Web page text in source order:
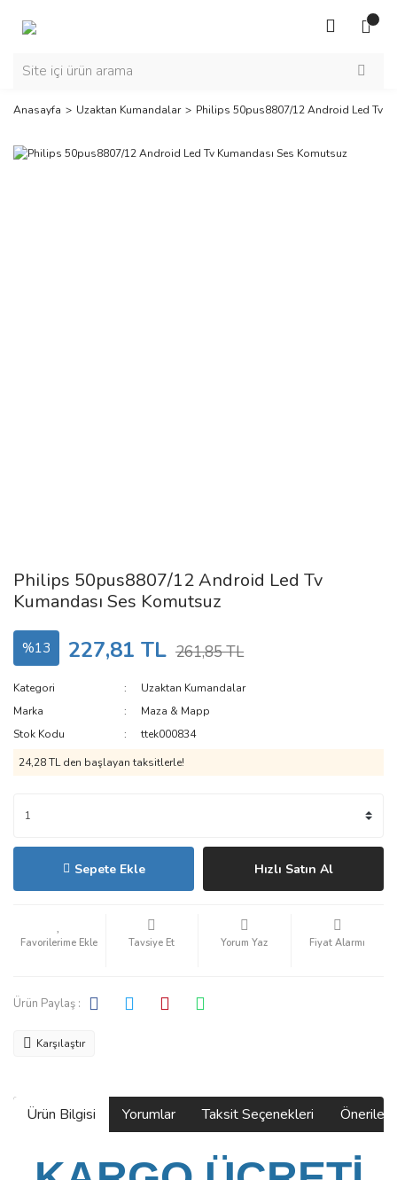
Anasayfa Uzaktan Kumandalar Philips 50pus8807/12 Android Led Tv
Philips 50pus8807/12 Android Led Tv
Kumandası Ses Komutsuz
%13 227,81 TL 261,85 TL
Kategori
Uzaktan Kumandalar
Marka
Maza & Mapp
Stok Kodu
ttek000834
24,28 TL den başlayan taksitlerle!
Sepete Ekle Hızlı Satın Al
Tavsiye Et Yorum Yaz Fiyat Alarmı
Ürün Paylaş :
Karşılaştır
Ürün Bilgisi Yorumlar Taksit Seçenekleri